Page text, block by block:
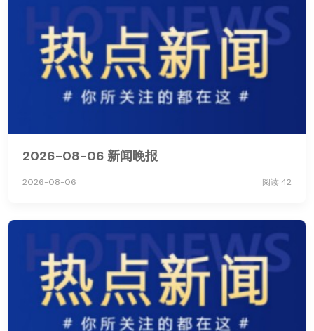
2026-08-06 新闻晚报
2026-08-06 阅读 42